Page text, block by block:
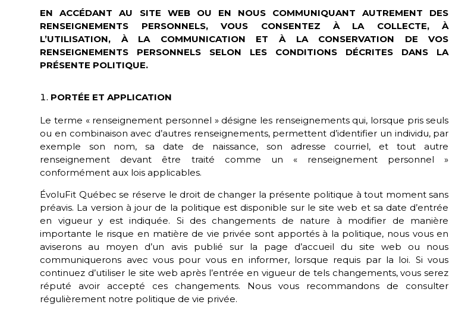
EN ACCÉDANT AU SITE WEB OU EN NOUS COMMUNIQUANT AUTREMENT DES
RENSEIGNEMENTS PERSONNELS, VOUS CONSENTEZ À LA COLLECTE, À
L’UTILISATION, À LA COMMUNICATION ET À LA CONSERVATION DE VOS
RENSEIGNEMENTS PERSONNELS SELON LES CONDITIONS DÉCRITES DANS LA
PRÉSENTE POLITIQUE.
PORTÉE ET APPLICATION
Le terme « renseignement personnel » désigne les renseignements qui, lorsque pris seuls
ou en combinaison avec d’autres renseignements, permettent d’identifier un individu, par
exemple son nom, sa date de naissance, son adresse courriel, et tout autre
renseignement devant être traité comme un « renseignement personnel »
conformément aux lois applicables.
ÉvoluFit Québec se réserve le droit de changer la présente politique à tout moment sans
préavis. La version à jour de la politique est disponible sur le site web et sa date d’entrée
en vigueur y est indiquée. Si des changements de nature à modifier de manière
importante le risque en matière de vie privée sont apportés à la politique, nous vous en
aviserons au moyen d’un avis publié sur la page d’accueil du site web ou nous
communiquerons avec vous pour vous en informer, lorsque requis par la loi. Si vous
continuez d’utiliser le site web après l’entrée en vigueur de tels changements, vous serez
réputé avoir accepté ces changements. Nous vous recommandons de consulter
régulièrement notre politique de vie privée.